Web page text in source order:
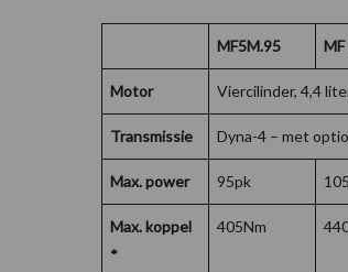
MF5M.95
Motor Viercilinder, 4,4
Transmissie Dyna-4 – met
Max. power 95pk
Max. koppel
*
405Nm